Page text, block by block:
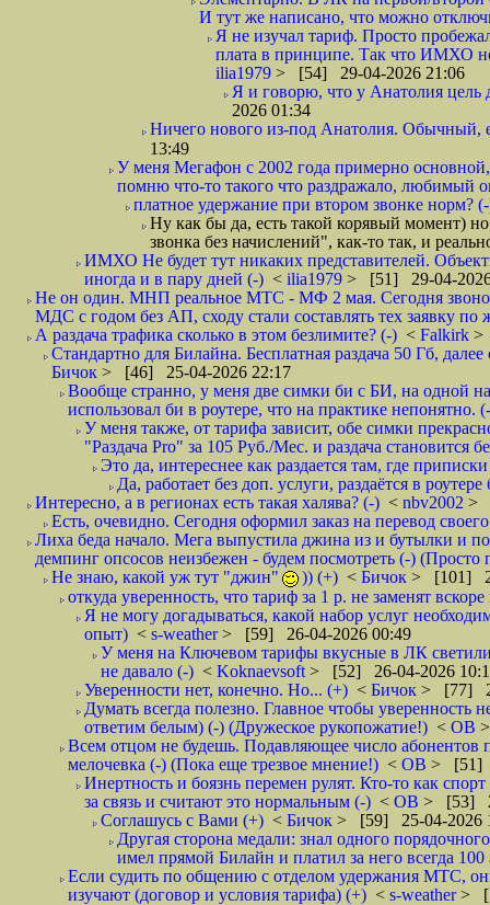
И тут же написано, что можно
Я не изучал тариф. Просто
плата в принципе. Так что ИМХО
ilia1979 > [54] 29-04-2026 21:06
Я и говорю, что у Анатолия цель
2026 01:34
Ничего нового из-под Анатолия. Обычный,
13:49
У меня Мегафон с 2002 года примерно
помню что-то такого что раздражало, любимый
платное удержание при втором звонке норм?
Ну как бы да, есть такой корявый момент)
звонка без начислений", как-то так, и
ИМХО Не будет тут никаких представителей.
иногда и в пару дней (-) < ilia1979 > [51] 29-04-
Не он один. МНП реальное МТС - МФ 2 мая. Сегодня звонок
МДС с годом без АП, сходу стали составлять тех заявку
А раздача трафика сколько в этом безлимите? (-) < Falkirk >
Стандартно для Билайна. Бесплатная раздача 50 Гб,
Бичок > [46] 25-04-2026 22:17
Вообще странно, у меня две симки би с БИ, на одной
использовал би в роутере, что на практике непонятно.
У меня также, от тарифа зависит, обе симки
"Раздача Pro" за 105 Руб./Мес. и раздача становится
Это да, интереснее как раздается там, где
Да, работает без доп. услуги, раздаётся в
Интересно, а в регионах есть такая халява? (-) < nbv2002 >
Есть, очевидно. Сегодня оформил заказ на перевод
Лиха беда начало. Мега выпустила джина из и бутылки и
демпинг опсосов неизбежен - будем посмотреть (-) (Просто
Не знаю, какой уж тут "джин"
)) (+) < Бичок > [101]
откуда уверенность, что тариф за 1 р. не заменят
Я не могу догадываться, какой набор услуг
опыт) < s-weather> [59] 26-04-2026 00:49
У меня на Ключевом тарифы вкусные в ЛК
не давало (-) < Koknaevsoft > [52] 26-04-2026
Уверенности нет, конечно. Но... (+) < Бичок > [77]
Думать всегда полезно. Главное чтобы уверенность
ответим белым) (-) (Дружеское рукопожатие!) < ОВ
Всем отцом не будешь. Подавляющее число
мелочевка (-) (Пока еще трезвое мнение!) < ОВ > [51]
Инертность и боязнь перемен рулят. Кто-то как
за связь и считают это нормальным (-) < ОВ > [53]
Соглашусь с Вами (+) < Бичок > [59] 25-04-2026
Другая сторона медали: знал одного
имел прямой Билайн и платил за него всегда
Если судить по общению с отделом удержания МТС,
изучают (договор и условия тарифа) (+) < s-weather>